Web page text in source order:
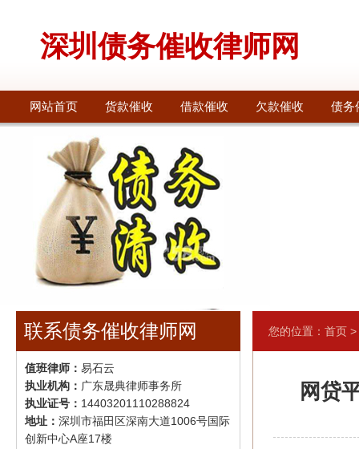
深圳债务催收律师网
网站首页 货款催收 借款催收 欠款催收 债务
联系债务催收律师网
值班律师： 易石云
执业机构： 广东晟典律师事务所
执业证号： 14403201110288824
地址： 深圳市福田区深南大道1006号国际
创新中心A座17楼
您的位置： 首页 >
网贷